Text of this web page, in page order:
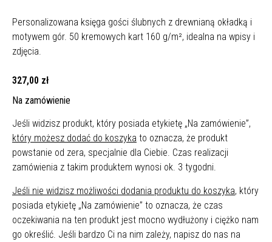
Personalizowana księga gości ślubnych z drewnianą okładką i
motywem gór. 50 kremowych kart 160 g/m², idealna na wpisy i
zdjęcia.
327,00 zł
Jeśli widzisz produkt, który posiada etykietę „Na zamówienie”,
który możesz dodać do koszyka to oznacza, że produkt
powstanie od zera, specjalnie dla Ciebie. Czas realizacji
zamówienia z takim produktem wynosi ok. 3 tygodni.
Jeśli nie widzisz możliwości dodania produktu do koszyka, który
posiada etykietę „Na zamówienie” to oznacza, że czas
oczekiwania na ten produkt jest mocno wydłużony i ciężko nam
go określić. Jeśli bardzo Ci na nim zależy, napisz do nas na
Na zamówienie